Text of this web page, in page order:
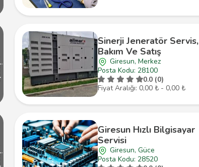
Sinerji Jeneratör Servis,
Bakım Ve Satış
Giresun, Merkez
Posta Kodu: 28100
0.0 (0)
Fiyat Aralığı: 0,00 ₺ - 0,00 ₺
Giresun Hızlı Bilgisayar
Servisi
Giresun, Güce
Posta Kodu: 28520